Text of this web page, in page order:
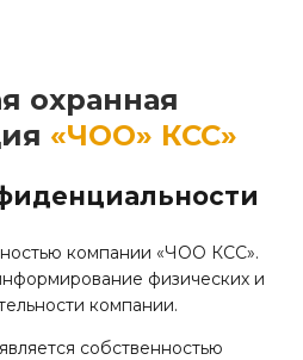
охранная
«ЧОО» КСС»
компании «ЧОО КСС».
физических и
компании.
собственностью